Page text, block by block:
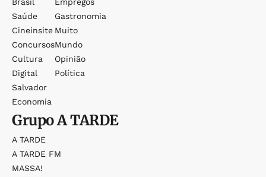
Brasil
Saúde
Cineinsite
Concursos
Cultura
Digital
Salvador
Economia
Empregos
Gastronomia
Muito
Mundo
Opinião
Política
GrupoA TARDE
A TARDE
A TARDE FM
MASSA!